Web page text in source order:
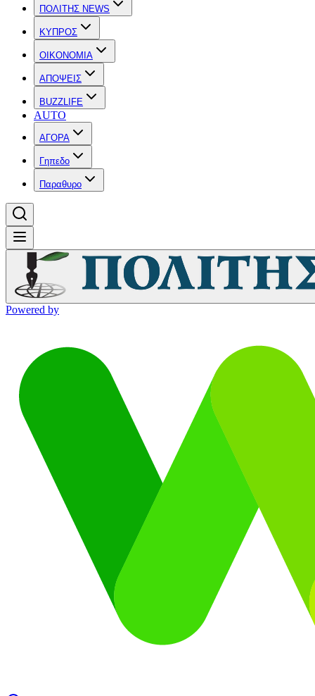
ΠΟΛΙΤΗΣ NEWS
ΚΥΠΡΟΣ
OIKONOMIA
ΑΠΟΨΕΙΣ
BUZZLIFE
AUTO
ΑΓΟΡΑ
Γηπεδο
Παραθυρο
Powered by